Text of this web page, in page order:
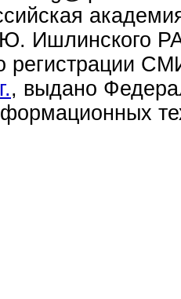
Ишлинского
регистрации
, выдано